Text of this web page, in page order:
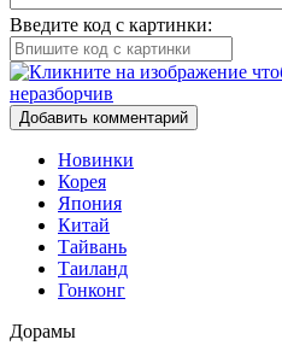
Введите код с картинки:
Добавить комментарий
Новинки
Корея
Япония
Китай
Тайвань
Таиланд
Гонконг
Дорамы